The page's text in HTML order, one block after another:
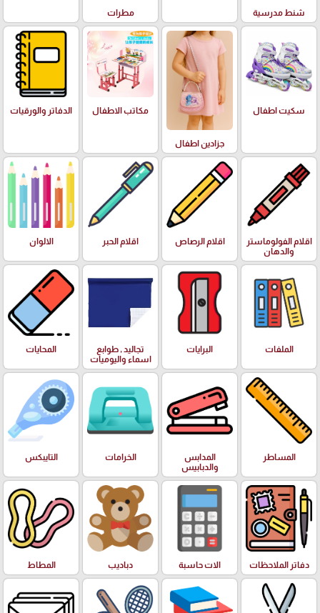
شنط مدرسية مطرات
سكيت اطفال
جزادين اطفال
مكاتب الاطفال الدفاتر والورقيات
اقلام الفولوماستر
والدهان
اقلام الرصاص اقلام الحبر الالوان
الملفات البرايات
تجاليد , طوابع
اسماء واليوميات
المحايات
المساطر
المدابس
والدبابيس
الخرامات التايبكس
دفاتر الملاحظات الات حاسبة دباديب المطاط